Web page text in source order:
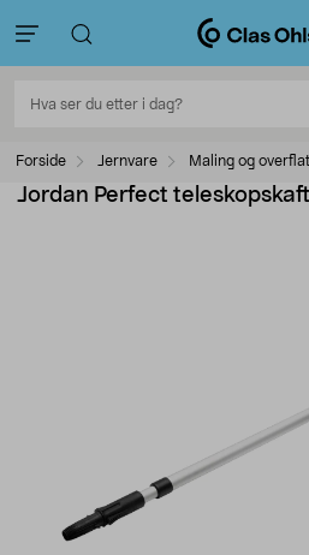
Forside Jernvare Maling og
Jordan Perfect teleskopskaft